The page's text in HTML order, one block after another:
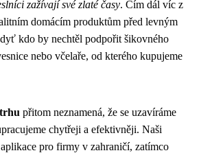
zažívají své zlaté časy. Čím dál víc z
domácím produktům před levným
kdo by nechtěl podpořit šikovného
nebo včelaře, od kterého kupujeme
přitom neznamená, že se uzavíráme
chytřeji a efektivněji. Naši
pro firmy v zahraničí, zatímco